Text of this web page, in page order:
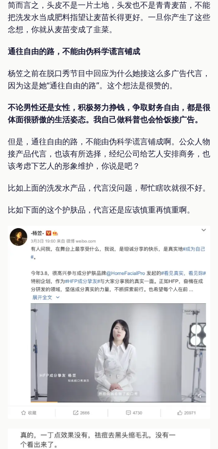
简而言之，头皮不是一片土地，头发也不是青青麦苗，不能
把洗发水当成肥料指望让麦苗长得更好。一旦你产生了这些
念想，你就从麦苗变成了韭菜。
通往自由的路，不能由伪科学谎言铺成
杨笠之前在脱口秀节目中回应为什么她接这么多广告代言，
因为这是她“通往自由的路”。这个想法是很赞的。
不论男性还是女性，积极努力挣钱，争取财务自由，都是很
体面很骄傲的生活姿态。我自己做科普也会恰饭接广告。
但是，通往自由的路，不能由伪科学谎言铺成啊。公众人物
接产品代言，也该有所选择，经纪公司给艺人安排商务，也
该考虑下艺人的形象维护，你说是吧？
比如上面的洗发水产品，代言没问题，帮忙瞎吹就很不好。
比如下面的这个护肤品，代言还是应该慎重再慎重啊。